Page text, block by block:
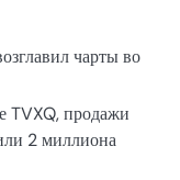
чарты во
TVXQ, продажи
2 миллиона